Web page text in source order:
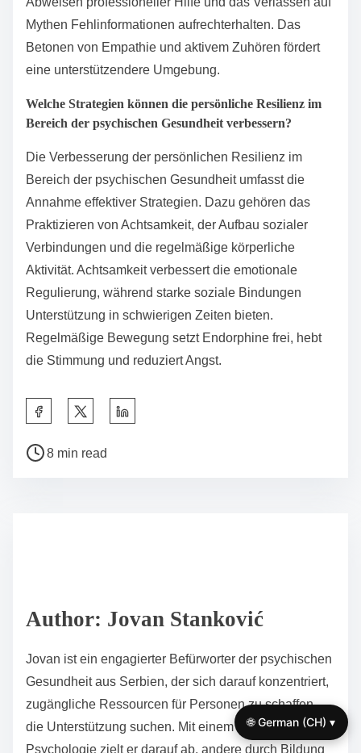
Um psychische Gesundheitsbedürfnisse effektiv zu
kommunizieren, sollte man klar, ehrlich und
durchsetzungsfähig sein. Verwenden Sie „Ich“-
auszudrücken, ohne andere zu beschuldigen. Aktives
Zuhören fördert das Verständnis. Führen Sie
Gespräche, wenn beide Parteien ruhig sind. Das
Bereitstellen spezifischer Beispiele kann Ihre
Situation verdeutlichen. Professionelle Anleitung kann
auch die Kommunikationsfähigkeiten verbessern.
Welche häufigen Fehler sollten in Diskussionen über
psychische Gesundheit vermieden werden?
Das Vermeiden häufiger Fehler in Diskussionen über
psychische Gesundheit verbessert das Verständnis
und die Unterstützung. Wichtige Fehler sind
komplexer Probleme und das Vernachlässigen
individueller Erfahrungen. Darüber hinaus kann das
Abweisen professioneller Hilfe und das Verlassen auf
Mythen Fehlinformationen aufrechterhalten. Das
Bereich der psychischen Gesundheit umfasst die
Praktizieren von Achtsamkeit, der Aufbau sozialer
Verbindungen und die regelmäßige körperliche
Aktivität. Achtsamkeit verbessert die emotionale
Regulierung, während starke soziale Bindungen
🌐 German (CH) ▾